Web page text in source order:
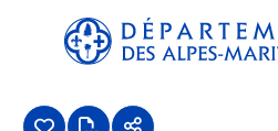
Panneau de gestion des cookies